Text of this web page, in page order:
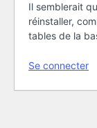
Il semblerait
réinstaller,
tables de la
Se connecter